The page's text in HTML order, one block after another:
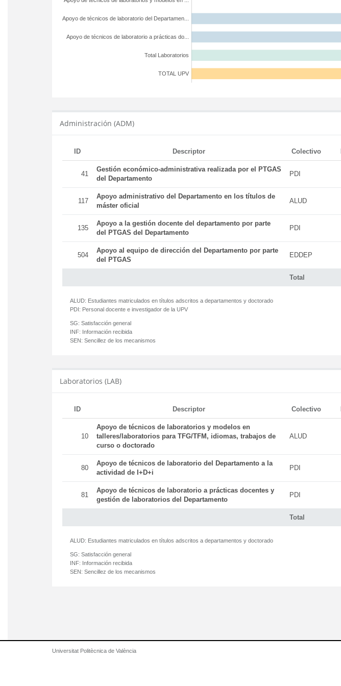
TOTAL UPV
Total Laboratorios
Apoyo de técnicos de laboratorio a prácticas do...
Apoyo de técnicos de laboratorio del Departamen...
Administración (ADM)
ID Descriptor Colectivo
Total
41
Gestión económico-administrativa realizada por el PTGAS
del Departamento
PDI
117
Apoyo administrativo del Departamento en los títulos de
máster oficial
ALUD
135
Apoyo a la gestión docente del departamento por parte
del PTGAS del Departamento
PDI
504
Apoyo al equipo de dirección del Departamento por parte
del PTGAS
EDDEP
ALUD: Estudiantes matriculados en títulos adscritos a departamentos y doctorado
PDI: Personal docente e investigador de la UPV
SG: Satisfacción general
INF: Información recibida
SEN: Sencillez de los mecanismos
Laboratorios (LAB)
ID Descriptor Colectivo
Total
10
Apoyo de técnicos de laboratorios y modelos en
talleres/laboratorios para TFG/TFM, idiomas, trabajos de
curso o doctorado
ALUD
80
Apoyo de técnicos de laboratorio del Departamento a la
actividad de I+D+i
PDI
81
Apoyo de técnicos de laboratorio a prácticas docentes y
gestión de laboratorios del Departamento
PDI
ALUD: Estudiantes matriculados en títulos adscritos a departamentos y doctorado
SG: Satisfacción general
INF: Información recibida
SEN: Sencillez de los mecanismos
Universitat Politècnica de València